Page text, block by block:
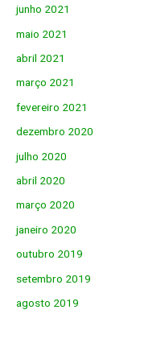
junho 2021
maio 2021
abril 2021
março 2021
fevereiro 2021
dezembro 2020
julho 2020
abril 2020
março 2020
janeiro 2020
outubro 2019
setembro 2019
agosto 2019